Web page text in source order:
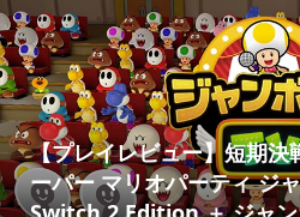
【プレイレビュー】短期決
ーパー マリオパーティ ジ